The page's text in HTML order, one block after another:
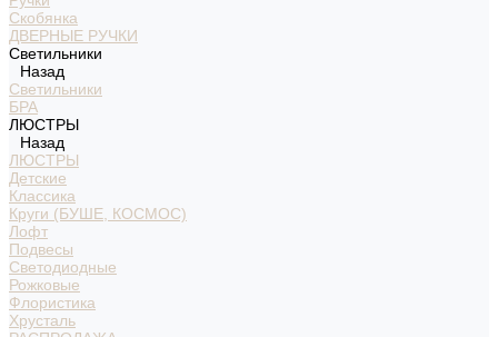
Скобянка
ДВЕРНЫЕ РУЧКИ
Светильники
Назад
Светильники
БРА
ЛЮСТРЫ
Назад
ЛЮСТРЫ
Детские
Классика
Круги (БУШЕ, КОСМОС)
Лофт
Подвесы
Светодиодные
Рожковые
Флористика
Хрусталь